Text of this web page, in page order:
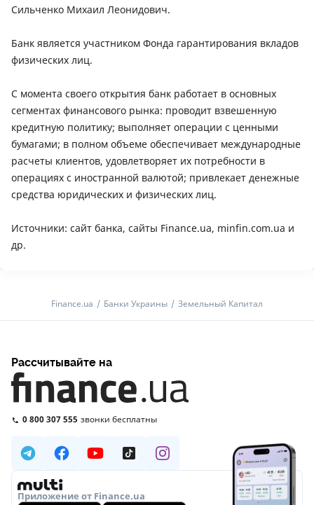
Сильченко Михаил Леонидович.
Банк является участником Фонда гарантирования вкладов
физических лиц.
С момента своего открытия банк работает в основных
сегментах финансового рынка: проводит взвешенную
кредитную политику; выполняет операции с ценными
бумагами; в полном объеме обеспечивает международные
расчеты клиентов, удовлетворяет их потребности в
операциях с иностранной валютой; привлекает денежные
средства юридических и физических лиц.
Источники: сайт банка, сайты Finance.ua, minfin.com.ua и
др.
Finance.ua Банки Украины Земельный Капитал
Рассчитывайте на
0 800 307 555 звонки бесплатны
Приложение от Finance.ua